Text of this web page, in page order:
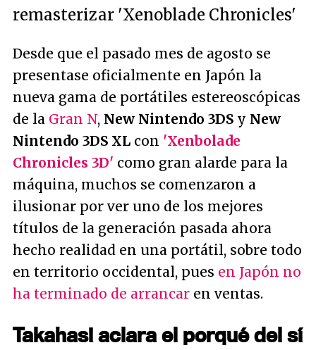
remasterizar 'Xenoblade Chronicles'
Desde que el pasado mes de agosto se
presentase oficialmente en Japón la
nueva gama de portátiles estereoscópicas
de la Gran N, New Nintendo 3DS y New
Nintendo 3DS XL con 'Xenbolade
Chronicles 3D' como gran alarde para la
máquina, muchos se comenzaron a
ilusionar por ver uno de los mejores
títulos de la generación pasada ahora
hecho realidad en una portátil, sobre todo
en territorio occidental, pues en Japón no
ha terminado de arrancar en ventas.
Takahasi aclara el porqué del sí